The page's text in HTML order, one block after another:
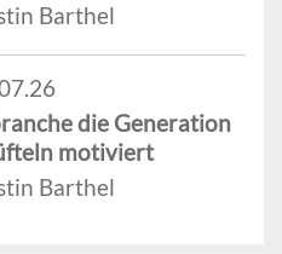
Barthel
die Generation
motiviert
Barthel